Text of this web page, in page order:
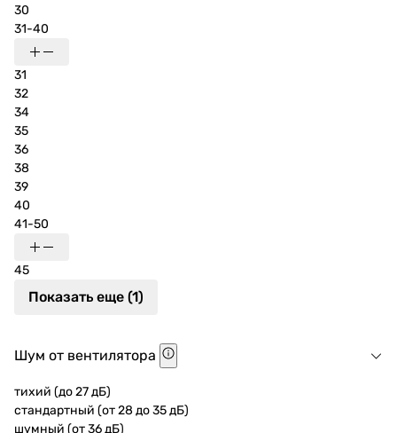
30
31-40
31
32
34
35
36
38
39
40
41-50
45
Показать еще (1)
Шум от вентилятора
тихий (до 27 дБ)
стандартный (от 28 до 35 дБ)
шумный (от 36 дБ)